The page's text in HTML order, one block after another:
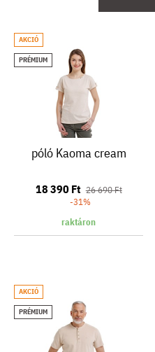
AKCIÓ
PRÉMIUM
póló Kaoma cream
18 390 Ft 26 690 Ft
-31%
raktáron
AKCIÓ
PRÉMIUM